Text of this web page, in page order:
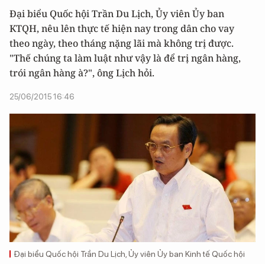
Đại biểu Quốc hội Trần Du Lịch, Ủy viên Ủy ban
KTQH, nêu lên thực tế hiện nay trong dân cho vay
theo ngày, theo tháng nặng lãi mà không trị được.
"Thế chúng ta làm luật như vậy là để trị ngân hàng,
trói ngân hàng à?", ông Lịch hỏi.
25/06/2015 16:46
Đại biểu Quốc hội Trần Du Lịch, Ủy viên Ủy ban Kinh tế Quốc hội